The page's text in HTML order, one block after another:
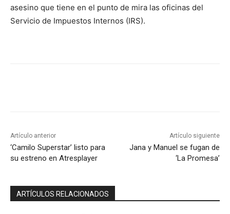
asesino que tiene en el punto de mira las oficinas del
Servicio de Impuestos Internos (IRS).
Artículo anterior
‘Camilo Superstar’ listo para
su estreno en Atresplayer
Artículo siguiente
Jana y Manuel se fugan de
‘La Promesa’
ARTÍCULOS RELACIONADOS